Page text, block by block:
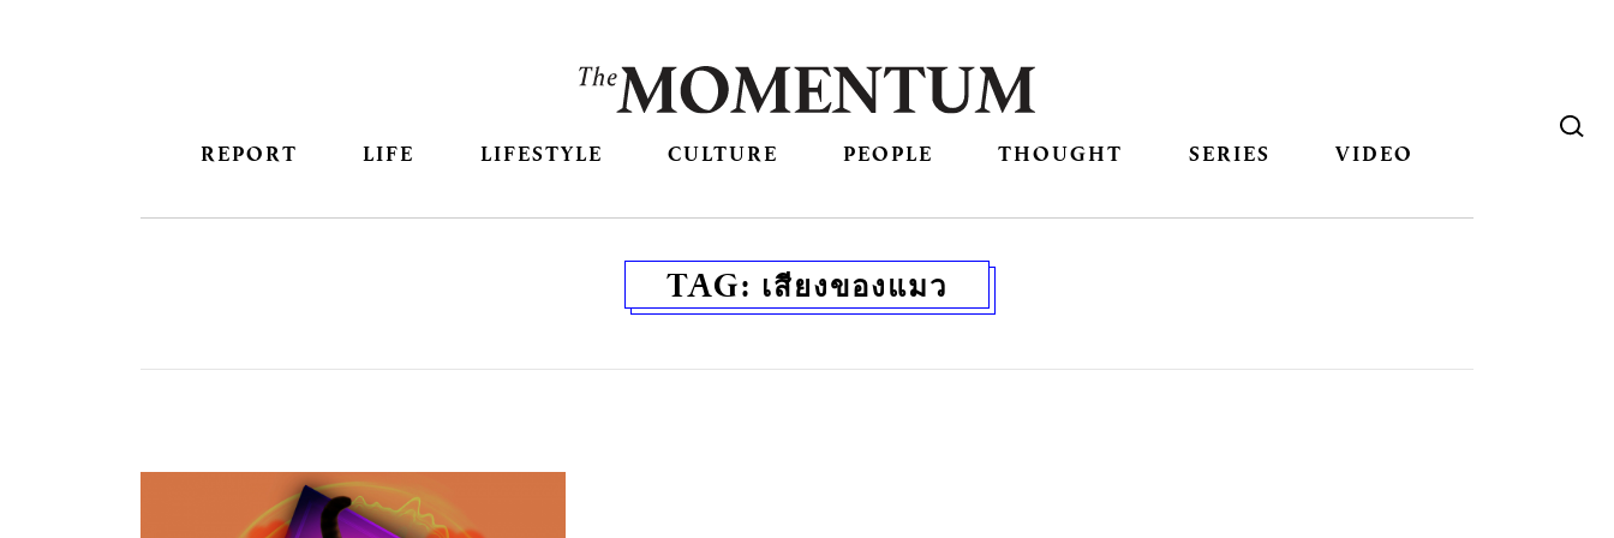
REPORT LIFE LIFESTYLE CULTURE PEOPLE THOUGHT SERIES VIDEO
TAG: เสียงของแมว